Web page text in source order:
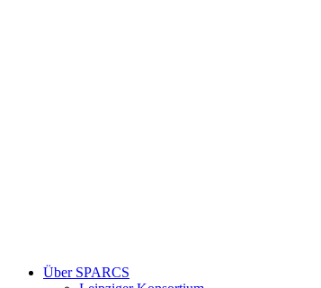
Über SPARCS